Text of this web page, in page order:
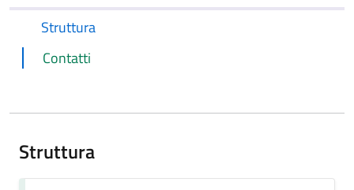
Struttura
Contatti
Struttura